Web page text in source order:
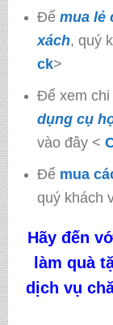
Để mua lẻ
xách, quý
ck>
Để xem chi
dụng cụ
vào đây <
Để mua
quý khách
Hãy đến
làm quà
dịch vụ